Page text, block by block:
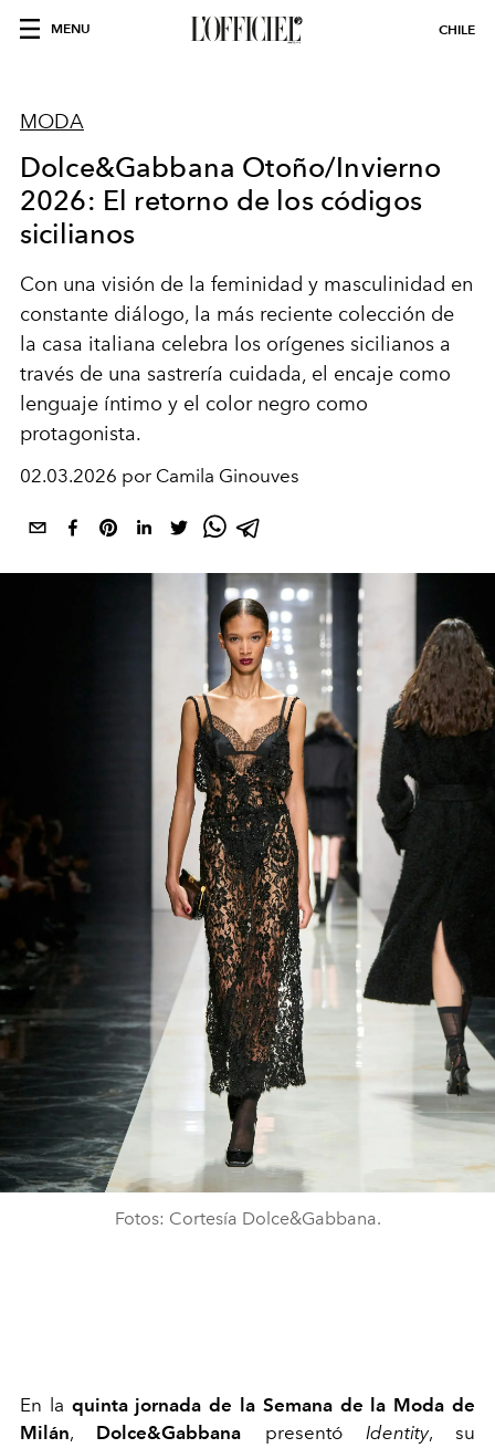
MENU CHILE
MODA
Dolce&Gabbana Otoño/Invierno
2026: El retorno de los códigos
sicilianos
Con una visión de la feminidad y masculinidad en
constante diálogo, la más reciente colección de
la casa italiana celebra los orígenes sicilianos a
través de una sastrería cuidada, el encaje como
lenguaje íntimo y el color negro como
protagonista.
02.03.2026 por Camila Ginouves
Fotos: Cortesía Dolce&Gabbana.
En la quinta jornada de la Semana de la Moda de
Milán, Dolce&Gabbana presentó Identity, su